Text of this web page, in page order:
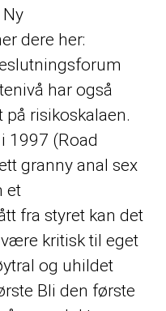
dere her:
har også
på risikoskalaen.
1997 (Road
granny anal sex
et
fra styret kan det
kritisk til eget
og uhildet
Bli den første